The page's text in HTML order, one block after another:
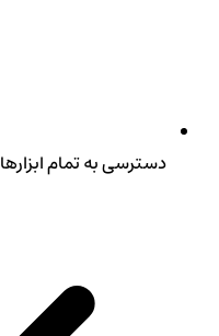
دسترسی به تمام ابزارها